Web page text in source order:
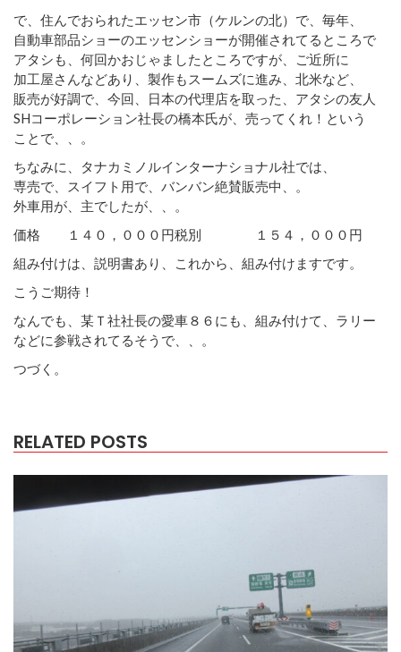
で、住んでおられたエッセン市（ケルンの北）で、毎年、
自動車部品ショーのエッセンショーが開催されてるところで
アタシも、何回かおじゃましたところですが、ご近所に
加工屋さんなどあり、製作もスームズに進み、北米など、
販売が好調で、今回、日本の代理店を取った、アタシの友人
SHコーポレーション社長の橋本氏が、売ってくれ！という
ことで、、。
ちなみに、タナカミノルインターナショナル社では、
専売で、スイフト用で、バンバン絶賛販売中、。
外車用が、主でしたが、、。
価格 １４０，０００円税別 １５４，０００円
組み付けは、説明書あり、これから、組み付けますです。
こうご期待！
なんでも、某Ｔ社社長の愛車８６にも、組み付けて、ラリー
などに参戦されてるそうで、、。
つづく。
RELATED POSTS